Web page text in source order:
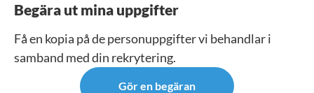
Begära ut mina uppgifter
Få en kopia på de personuppgifter vi behandlar i
samband med din rekrytering.
Gör en begäran